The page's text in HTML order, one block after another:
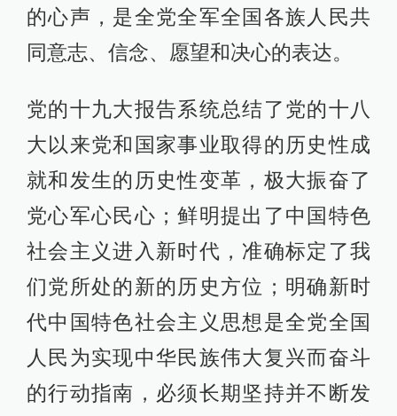
的心声，是全党全军全国各族人民共
同意志、信念、愿望和决心的表达。
党的十九大报告系统总结了党的十八
大以来党和国家事业取得的历史性成
就和发生的历史性变革，极大振奋了
党心军心民心；鲜明提出了中国特色
社会主义进入新时代，准确标定了我
们党所处的新的历史方位；明确新时
代中国特色社会主义思想是全党全国
人民为实现中华民族伟大复兴而奋斗
的行动指南，必须长期坚持并不断发